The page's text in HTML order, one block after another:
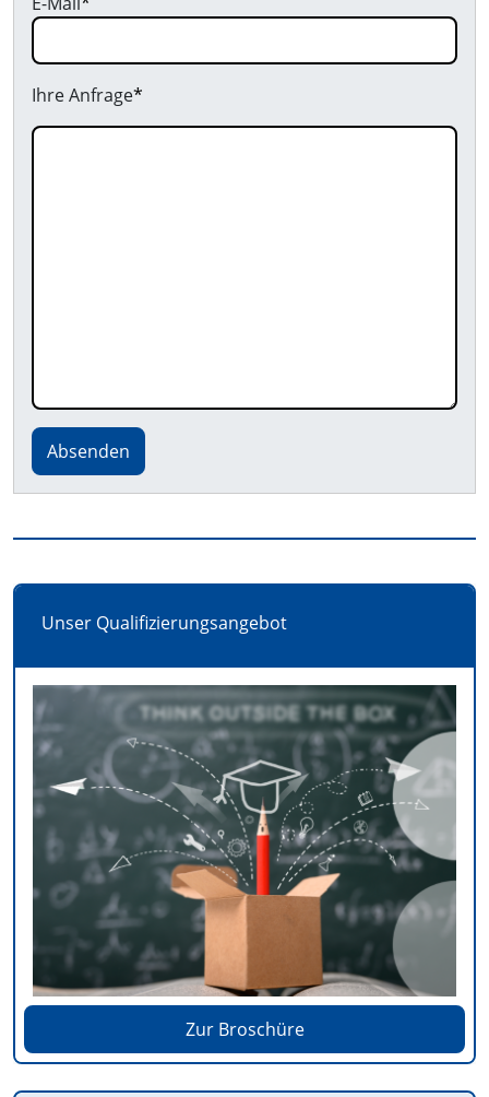
Ihre Anfrage*
Absenden
Unser Qualifizierungsangebot
Zur Broschüre